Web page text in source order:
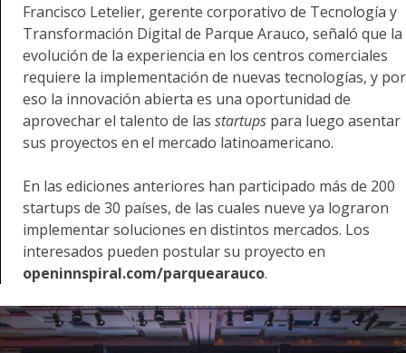
Francisco Letelier, gerente corporativo de Tecnología y
Transformación Digital de Parque Arauco, señaló que la
evolución de la experiencia en los centros comerciales
requiere la implementación de nuevas tecnologías, y por
eso la innovación abierta es una oportunidad de
aprovechar el talento de las startups para luego asentar
sus proyectos en el mercado latinoamericano.
En las ediciones anteriores han participado más de 200
startups de 30 países, de las cuales nueve ya lograron
implementar soluciones en distintos mercados. Los
interesados pueden postular su proyecto en
openinnspiral.com/parquearauco.